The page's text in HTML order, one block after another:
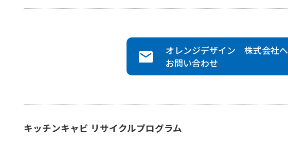
オレンジデザイン 株式会社へ
お問い合わせ
キッチンキャビ リサイクルプログラム